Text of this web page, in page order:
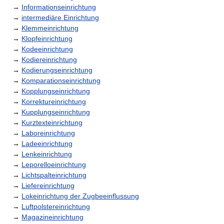
→ Informationseinrichtung
→ intermediäre Einrichtung
→ Klemmeinrichtung
→ Klopfeinrichtung
→ Kodeeinrichtung
→ Kodiereinrichtung
→ Kodierungseinrichtung
→ Komparationseinrichtung
→ Kopplungseinrichtung
→ Korrektureinrichtung
→ Kupplungseinrichtung
→ Kurztexteinrichtung
→ Laboreinrichtung
→ Ladeeinrichtung
→ Lenkeinrichtung
→ Leporelloeinrichtung
→ Lichtspalteinrichtung
→ Liefereinrichtung
→ Lokeinrichtung der Zugbeeinflussung
→ Luftpolstereinrichtung
→ Magazineinrichtung